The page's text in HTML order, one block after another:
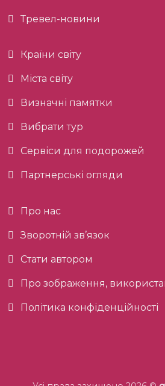
Тревел-новини
Країни світу
Міста світу
Визначні памятки
Вибрати тур
Сервіси для подорожей
Партнерські огляди
Про нас
Зворотній зв’язок
Стати автором
Про зображення,
Політика конфіденційності